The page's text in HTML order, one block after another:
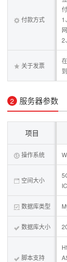
付款方式
1
2
关于发票
2 服务器参数
项目
操作系统
空间大小
数据库类型
数据库大小
脚本支持